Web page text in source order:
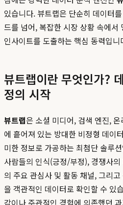
있습니다. 뷰트랩은 단순히 데이터
드를 넘어, 복잡한 시장 상황 속에서
인사이트를 도출하는 핵심 동력입니
뷰트랩이란 무엇인가?
정의 시작
뷰트랩은 소셜 미디어, 검색 엔진,
에 흩어져 있는 방대한 비정형 데이
미한 정보로 가공하는 최첨단 솔루
사람들의 인식(긍정/부정), 경쟁사
의 주요 관심사 및 활동 채널, 그리
을 객관적인 데이터로 확인할 수 있